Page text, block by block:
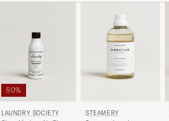
50%
LAUNDRY SOCIETY
STEAMERY